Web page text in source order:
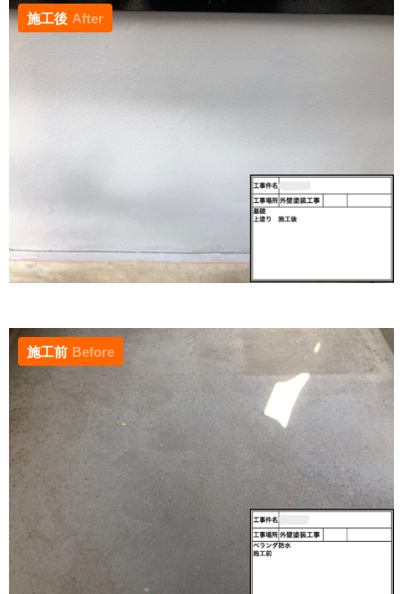
施工後 After
施工前 Before